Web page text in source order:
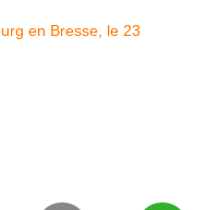
en Bresse, le 23